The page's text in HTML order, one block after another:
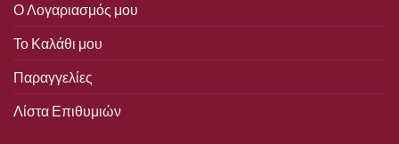
Ο Λογαριασμός μου
Το Καλάθι μου
Παραγγελίες
Λίστα Επιθυμιών